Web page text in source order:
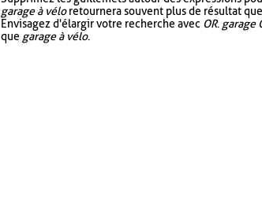
garage à véloretournera souvent plus de résultat que
Envisagez d'élargir votre recherche avec OR. garage
que garage à vélo.